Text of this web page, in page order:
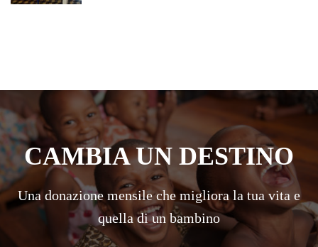
CAMBIA UN DESTINO
Una donazione mensile che migliora la tua vita e
quella di un bambino